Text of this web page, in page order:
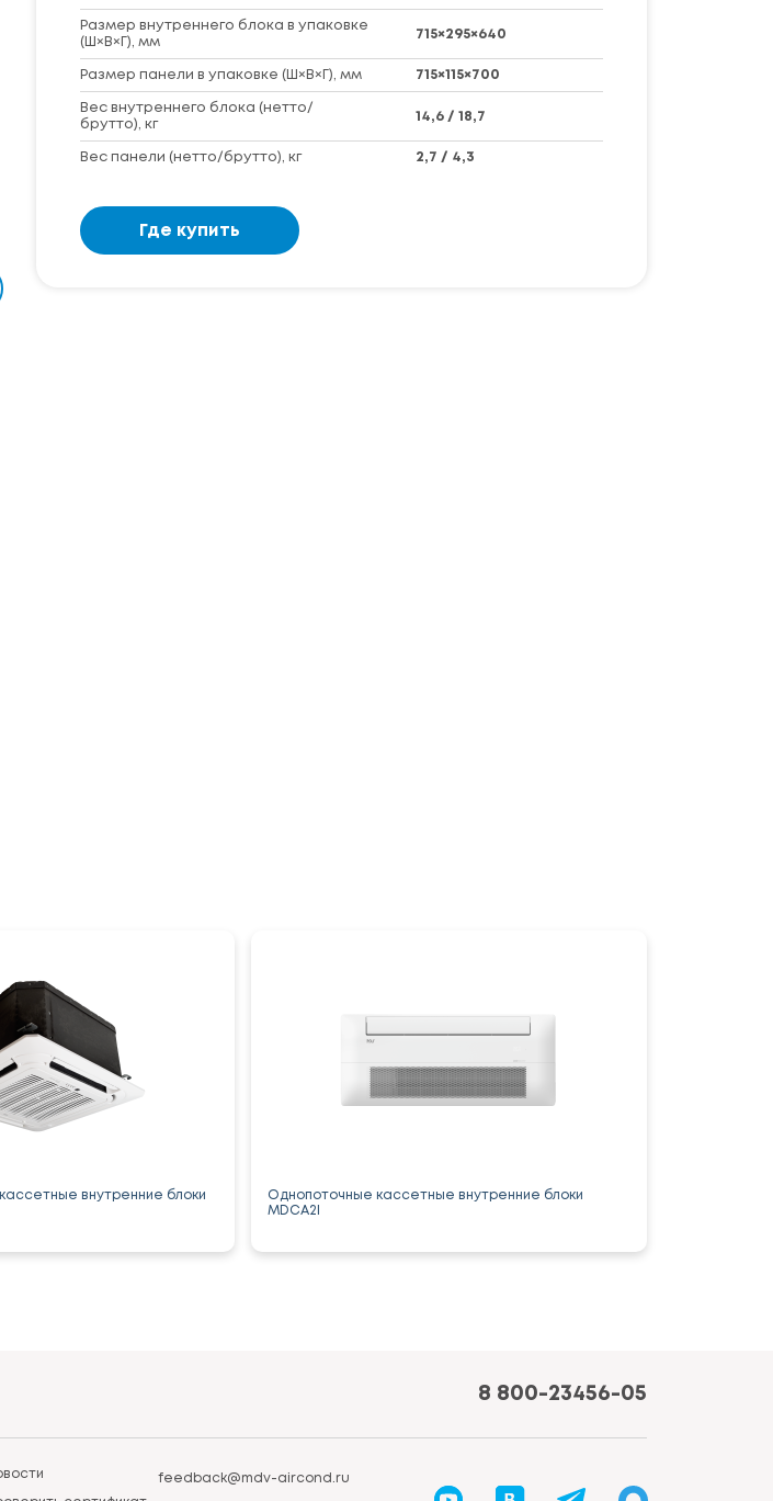
Размер внутреннего блока в упаковке
(Ш×В×Г), мм
715×295×640
Размер панели в упаковке (Ш×В×Г), мм 715×115×700
Вес внутреннего блока (нетто/
брутто), кг
14,6 / 18,7
Вес панели (нетто/брутто), кг 2,7 / 4,3
Где купить
внутренние блоки
Однопоточные кассетные внутренние блоки
MDCA2I
8 800-23456-05
feedback@mdv-aircond.ru